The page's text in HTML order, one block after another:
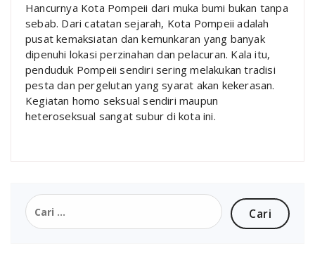
Hancurnya Kota Pompeii dari muka bumi bukan tanpa
sebab. Dari catatan sejarah, Kota Pompeii adalah
pusat kemaksiatan dan kemunkaran yang banyak
dipenuhi lokasi perzinahan dan pelacuran. Kala itu,
penduduk Pompeii sendiri sering melakukan tradisi
pesta dan pergelutan yang syarat akan kekerasan.
Kegiatan homo seksual sendiri maupun
heteroseksual sangat subur di kota ini.
Cari
untuk: